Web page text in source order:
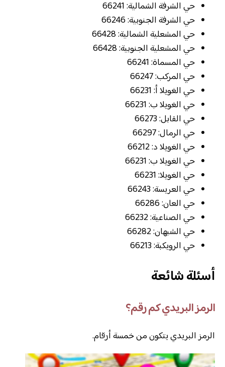
حي الشرفة الشمالية: 66241
حي الشرفة الجنوبية: 66246
حي المشعلية الشمالية: 66428
حي المشعلية الجنوبية: 66428
حي المسماة: 66241
حي المركب: 66247
حي الغويلا أ: 66231
حي الغويلا ب: 66231
حي القابل: 66273
حي الرمال: 66297
حي الغويلا د: 66212
حي الغويلا ب: 66231
حي الغويلا: 66231
حي العريسة: 66243
حي العان: 66286
حي الصناعية: 66232
حي الشبهان: 66282
حي الرويكبة: 66213
أسئلة شائعة
الرمز البريدي كم رقم؟
الرمز البريدي يتكون من خمسة أرقام.